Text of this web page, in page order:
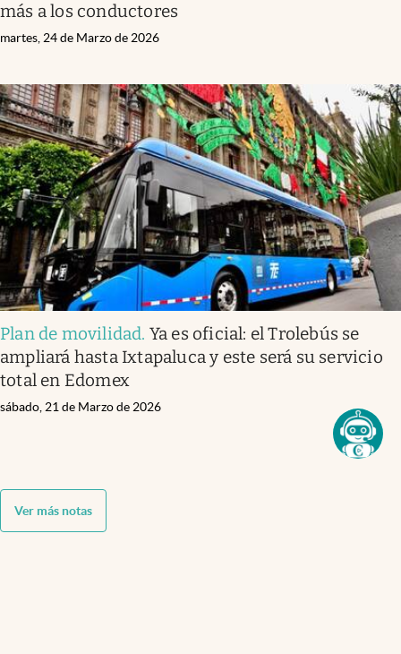
más a los conductores
martes, 24 de Marzo de 2026
Plan de movilidad. Ya es oficial: el Trolebús se
ampliará hasta Ixtapaluca y este será su servicio
total en Edomex
sábado, 21 de Marzo de 2026
Ver más notas